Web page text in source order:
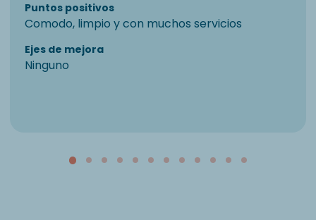
Puntos positivos
Comodo, limpio y con muchos servicios
Ejes de mejora
Ninguno